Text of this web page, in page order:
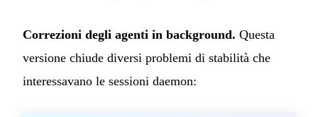
Correzioni degli agenti in background. Questa
versione chiude diversi problemi di stabilità che
interessavano le sessioni daemon: